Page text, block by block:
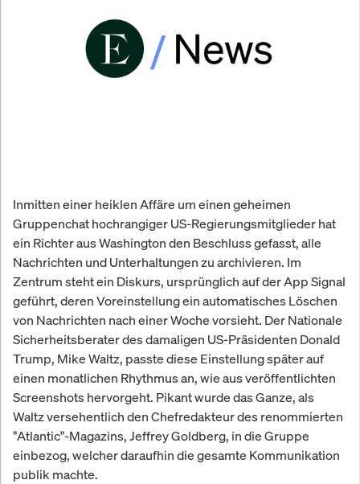
Inmitten einer heiklen Affäre um einen geheimen
Gruppenchat hochrangiger US-Regierungsmitglieder hat
ein Richter aus Washington den Beschluss gefasst, alle
Nachrichten und Unterhaltungen zu archivieren. Im
Zentrum steht ein Diskurs, ursprünglich auf der App Signal
geführt, deren Voreinstellung ein automatisches Löschen
von Nachrichten nach einer Woche vorsieht. Der Nationale
Sicherheitsberater des damaligen US-Präsidenten Donald
Trump, Mike Waltz, passte diese Einstellung später auf
einen monatlichen Rhythmus an, wie aus veröffentlichten
Screenshots hervorgeht. Pikant wurde das Ganze, als
Waltz versehentlich den Chefredakteur des renommierten
"Atlantic"-Magazins, Jeffrey Goldberg, in die Gruppe
einbezog, welcher daraufhin die gesamte Kommunikation
publik machte.